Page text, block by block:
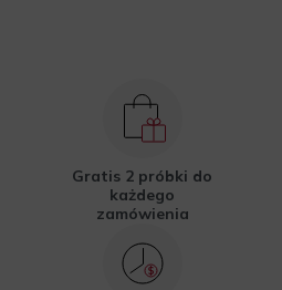
Gratis 2 próbki do
każdego
zamówienia